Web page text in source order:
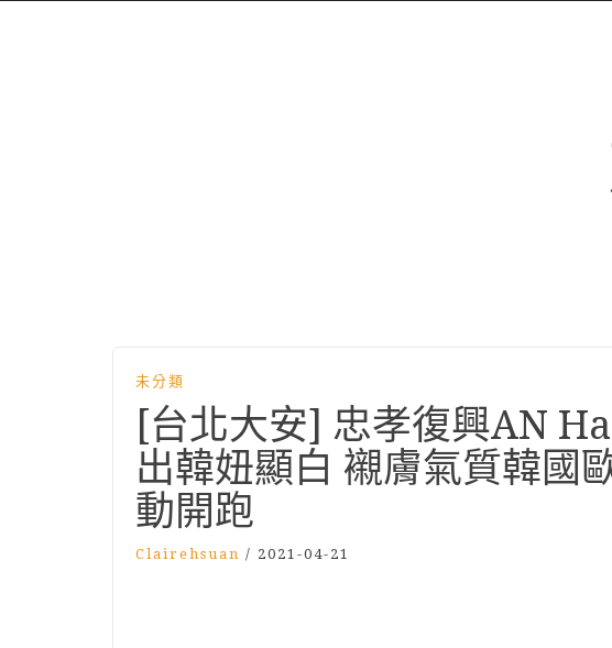
未分類
[台北大安] 忠孝復興AN
出韓妞顯白 襯膚氣質韓國
動開跑
Clairehsuan / 2021-04-21